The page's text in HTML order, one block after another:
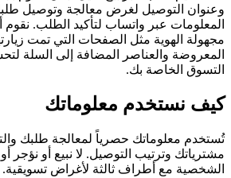
وعنوان التوصيل لغرض معالجة وتوصيل
المعلومات عبر واتساب لتأكيد الطلب. نقوم
مجهولة الهوية مثل الصفحات التي تمت
المعروضة والعناصر المضافة إلى السلة
التسوق الخاصة بك.
كيف نستخدم معلوماتك
تُستخدم معلوماتك حصرياً لمعالجة طلبك
مشترياتك وترتيب التوصيل. لا نبيع أو نؤجر
الشخصية مع أطراف ثالثة لأغراض تسويقية.